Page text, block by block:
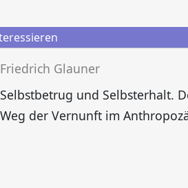
Friedrich Glauner
Selbstbetrug und Selbsterhalt.
Weg der Vernunft im